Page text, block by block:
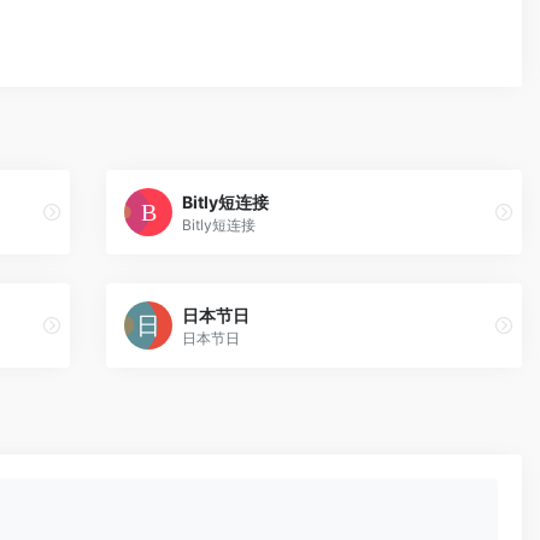
Bitly短连接
Bitly短连接
日本节日
日本节日